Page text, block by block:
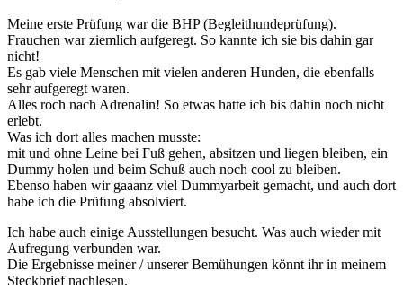
Meine erste Prüfung war die BHP (Begleithundeprüfung).
Frauchen war ziemlich aufgeregt. So kannte ich sie bis dahin gar
nicht!
Es gab viele Menschen mit vielen anderen Hunden, die ebenfalls
sehr aufgeregt waren.
Alles roch nach Adrenalin! So etwas hatte ich bis dahin noch nicht
erlebt.
Was ich dort alles machen musste:
mit und ohne Leine bei Fuß gehen, absitzen und liegen bleiben, ein
Dummy holen und beim Schuß auch noch cool zu bleiben.
Ebenso haben wir gaaanz viel Dummyarbeit gemacht, und auch dort
habe ich die Prüfung absolviert.
Ich habe auch einige Ausstellungen besucht. Was auch wieder mit
Aufregung verbunden war.
Die Ergebnisse meiner / unserer Bemühungen könnt ihr in meinem
Steckbrief nachlesen.